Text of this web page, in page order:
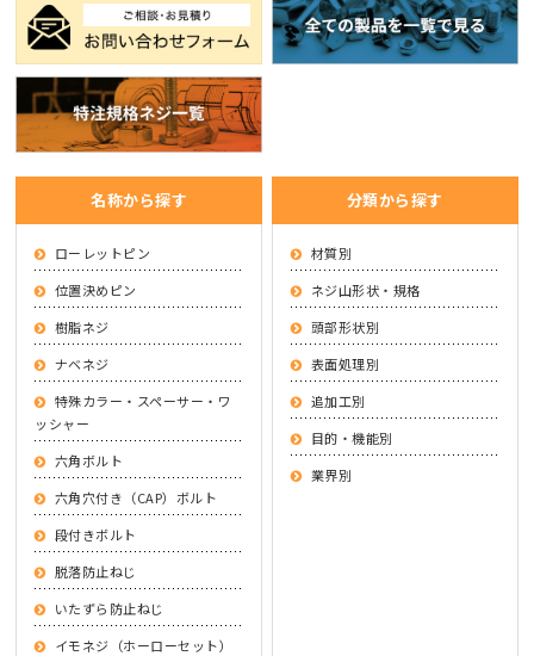
名称から探す
ローレットピン
位置決めピン
樹脂ネジ
ナベネジ
特殊カラー・スペーサー・ワ
ッシャー
六角ボルト
六角穴付き（CAP）ボルト
段付きボルト
脱落防止ねじ
いたずら防止ねじ
イモネジ（ホーローセット）
分類から探す
材質別
ネジ山形状・規格
頭部形状別
表面処理別
追加工別
目的・機能別
業界別